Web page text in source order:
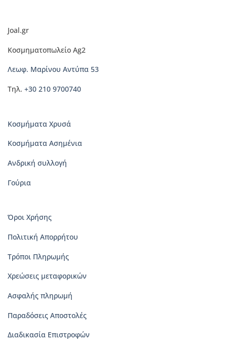
Joal.gr
Κοσμηματοπωλείο Ag2
Λεωφ. Μαρίνου Αντύπα 53
Τηλ. +30 210 9700740
Κοσμήματα Χρυσά
Κοσμήματα Ασημένια
Ανδρική συλλογή
Γούρια
Όροι Χρήσης
Πολιτική Απορρήτου
Τρόποι Πληρωμής
Χρεώσεις μεταφορικών
Ασφαλής πληρωμή
Παραδόσεις Αποστολές
Διαδικασία Επιστροφών